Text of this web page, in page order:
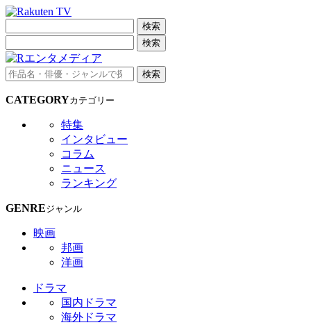
検索
検索
検索
CATEGORYカテゴリー
特集
インタビュー
コラム
ニュース
ランキング
GENREジャンル
映画
邦画
洋画
ドラマ
国内ドラマ
海外ドラマ